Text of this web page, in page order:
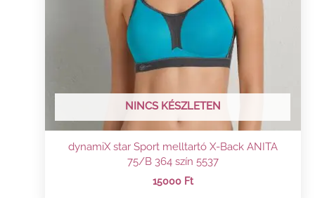
NINCS KÉSZLETEN
dynamiX star Sport melltartó X-Back ANITA
75/B 364 szín 5537
15000 Ft